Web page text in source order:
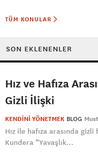
TÜM KONULAR
SON EKLENENLER
Hız ve Hafıza
Gizli İlişki
KENDİNİ YÖNETMEK BLOG
Hız ile hafıza arasında
Kundera “Yavaşlık...